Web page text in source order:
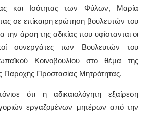
και Ισότητας των Φύλων, Μαρία
σε επίκαιρη ερώτηση βουλευτών του
την άρση της αδικίας που υφίστανται οι
συνεργάτες των Βουλευτών του
Κοινοβουλίου στο θέμα της
Παροχής Προστασίας Μητρότητας.
ότι η αδικαιολόγητη εξαίρεση
εργαζομένων μητέρων από την